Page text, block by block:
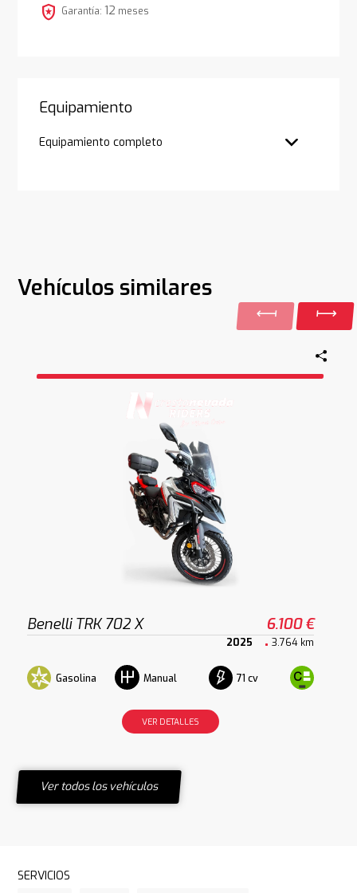
local_police Garantía: 12 meses
Equipamiento
Equipamiento completo
Vehículos similares
Benelli TRK 702 X 6.100 €
2025 3.764 km
Gasolina Manual 71 cv
VER DETALLES
Ver todos los vehículos
SERVICIOS